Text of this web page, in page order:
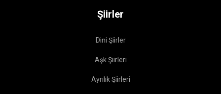
Şiirler
Dini Şiirler
Aşk Şiirleri
Ayrılık Şiirleri